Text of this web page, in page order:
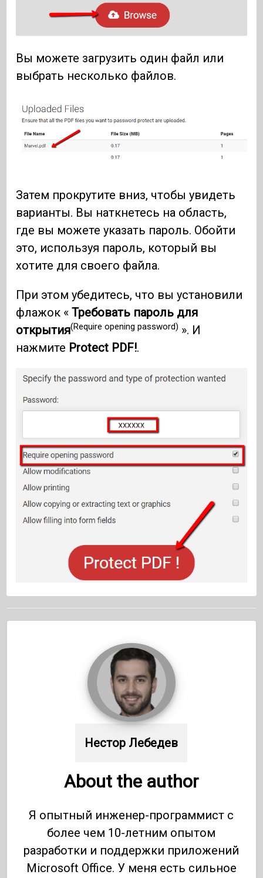
Вы можете загрузить один файл или
выбрать несколько файлов.
Затем прокрутите вниз, чтобы увидеть
варианты. Вы наткнетесь на область,
где вы можете указать пароль. Обойти
это, используя пароль, который вы
хотите для своего файла.
При этом убедитесь, что вы установили
флажок «Требовать пароль для
открытия(Require opening password) ». И
нажмите Protect PDF!.
Нестор Лебедев
About the author
Я опытный инженер-программист с
более чем 10-летним опытом
разработки и поддержки приложений
Microsoft Office. У меня есть сильное